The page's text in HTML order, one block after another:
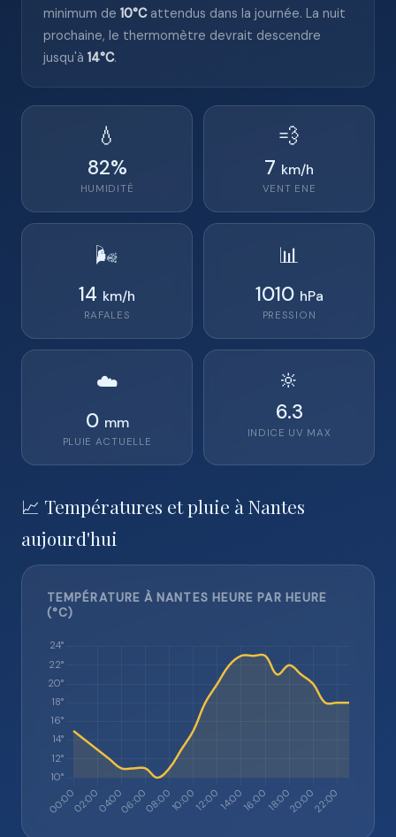
minimum de 10°Cattendus dans la journée. La nuit
prochaine, le thermomètre devrait descendre
jusqu'à 14°C.
💧
82%
HUMIDITÉ
💨
7 km/h
VENT ENE
🌬️
14 km/h
RAFALES
📊
1010 hPa
PRESSION
☁️
0 mm
PLUIE ACTUELLE
🔆
6.3
INDICE UV MAX
📈 Températures et pluie à Nantes
aujourd'hui
TEMPÉRATURE À NANTES HEURE PAR HEURE
(°C)